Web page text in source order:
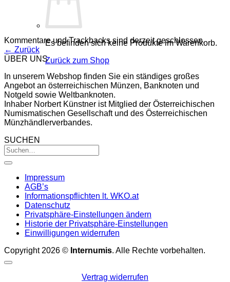
Es befinden sich keine Produkte im Warenkorb.
Zurück zum Shop
Kommentare und Trackbacks sind derzeit geschlossen.
← Zurück
ÜBER UNS
In unserem Webshop finden Sie ein ständiges großes
Angebot an österreichischen Münzen, Banknoten und
Notgeld sowie Weltbanknoten.
Inhaber Norbert Künstner ist Mitglied der Österreichischen
Numismatischen Gesellschaft und des Österreichischen
Münzhändlerverbandes.
SUCHEN
Impressum
AGB’s
Informationspflichten lt. WKO.at
Datenschutz
Privatsphäre-Einstellungen ändern
Historie der Privatsphäre-Einstellungen
Einwilligungen widerrufen
Copyright 2026 © Internumis. Alle Rechte vorbehalten.
Vertrag widerrufen